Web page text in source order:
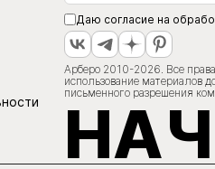
Даю согласие на
Арберо 2010-2026. Все
использование материалов
письменного разрешения